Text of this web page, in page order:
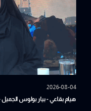
2026-08-04
هيام بقاعي - بيار بولوس